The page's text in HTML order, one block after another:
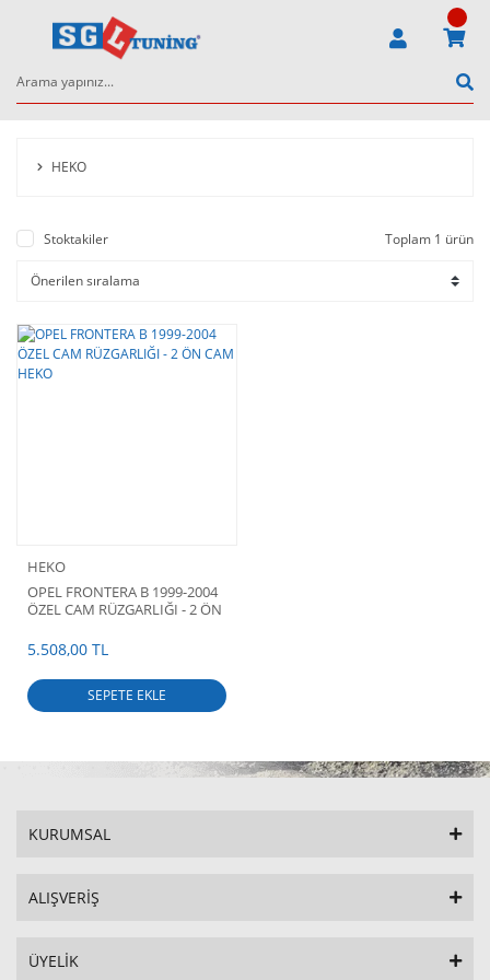
HEKO
Stoktakiler Toplam 1 ürün
HEKO
OPEL FRONTERA B 1999-2004
ÖZEL CAM RÜZGARLIĞI - 2 ÖN
5.508,00 TL
SEPETE EKLE
KURUMSAL
ALIŞVERİŞ
ÜYELİK